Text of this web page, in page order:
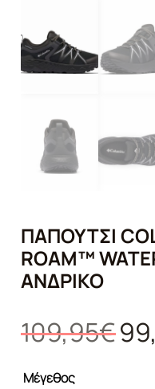
ΠΑΠΟΎΤΣΙ
ROAM™
ΑΝΔΡΙΚΌ
109,95€ price
Μέγεθος